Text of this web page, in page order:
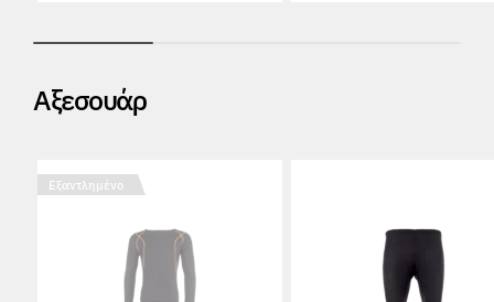
Αξεσουάρ
Εξαντλημένο